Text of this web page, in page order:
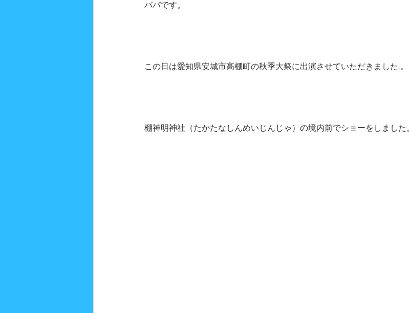
パパです。
この日は愛知県安城市高棚町の秋季大祭に出演させていただきました.。
棚神明神社（たかたなしんめいじんじゃ）の境内前でショーをしました。